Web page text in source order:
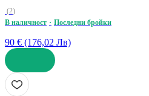
(2)
В наличност
Последни бройки
90 € (176,02 Лв)
ДОБАВИ